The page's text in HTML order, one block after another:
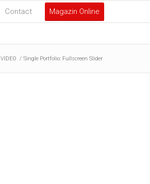
Contact Magazin Online
VIDEO / Single Portfolio: Fullscreen Slider